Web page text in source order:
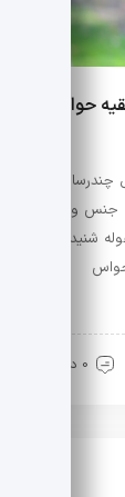
حواس
جنس و
شنیدن و
0 دیدگاه